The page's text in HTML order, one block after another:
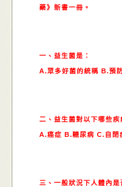
藥》新書一冊。
一、益生菌是：
A.眾多好菌的統稱 B.預
二、益生菌對以下哪些疾
A.癌症 B.糖尿病 C.自閉
三、一般狀況下人體內是